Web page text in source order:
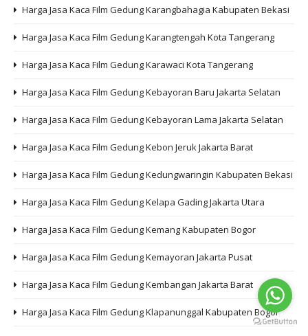
Harga Jasa Kaca Film Gedung Karangbahagia Kabupaten Bekasi
Harga Jasa Kaca Film Gedung Karangtengah Kota Tangerang
Harga Jasa Kaca Film Gedung Karawaci Kota Tangerang
Harga Jasa Kaca Film Gedung Kebayoran Baru Jakarta Selatan
Harga Jasa Kaca Film Gedung Kebayoran Lama Jakarta Selatan
Harga Jasa Kaca Film Gedung Kebon Jeruk Jakarta Barat
Harga Jasa Kaca Film Gedung Kedungwaringin Kabupaten Bekasi
Harga Jasa Kaca Film Gedung Kelapa Gading Jakarta Utara
Harga Jasa Kaca Film Gedung Kemang Kabupaten Bogor
Harga Jasa Kaca Film Gedung Kemayoran Jakarta Pusat
Harga Jasa Kaca Film Gedung Kembangan Jakarta Barat
Harga Jasa Kaca Film Gedung Klapanunggal Kabupaten Bogor